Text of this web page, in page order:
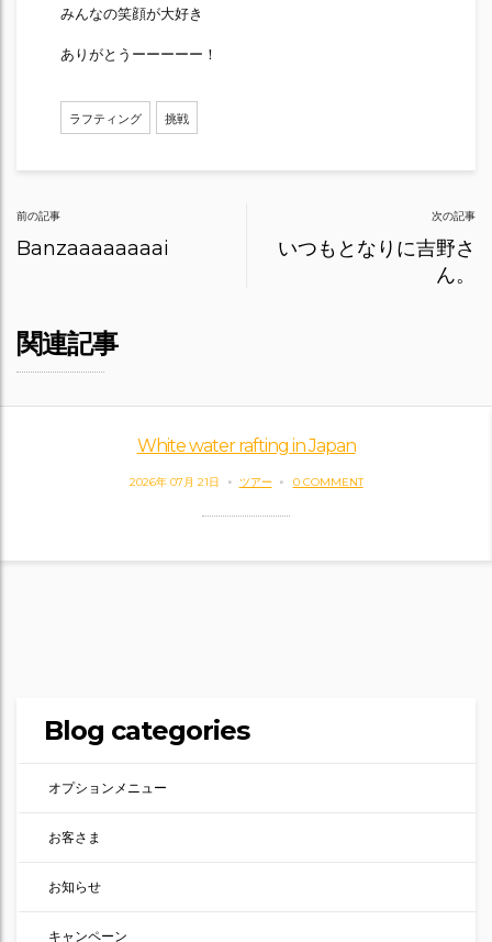
みんなの笑顔が大好き
ありがとうーーーーー！
ラフティング 挑戦
Post
navigation
前の記事
Banzaaaaaaaai
次の記事
いつもとなりに吉野さ
ん。
関連記事
White water rafting in Japan
2026年 07月 21日 ツアー 0 COMMENT
Blog categories
オプションメニュー
お客さま
お知らせ
キャンペーン